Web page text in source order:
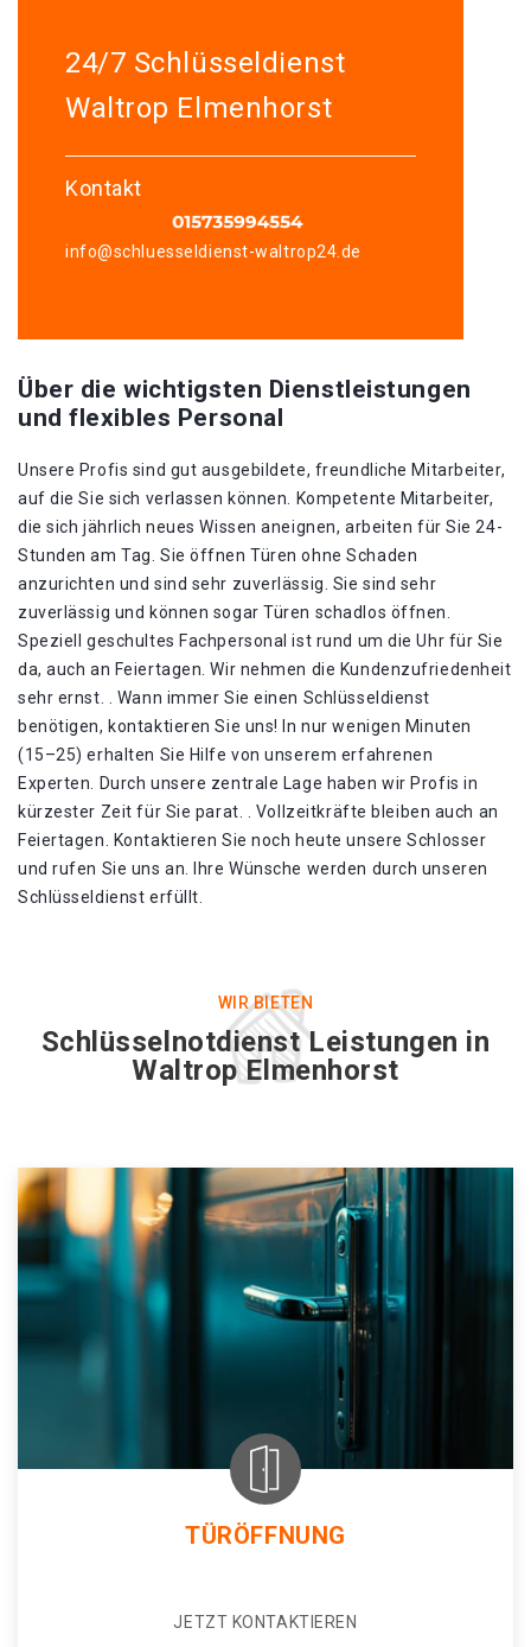
24/7 Schlüsseldienst
Waltrop Elmenhorst
Kontakt
info@schluesseldienst-waltrop24.de
Über die wichtigsten Dienstleistungen
und flexibles Personal
Unsere Profis sind gut ausgebildete, freundliche Mitarbeiter,
auf die Sie sich verlassen können. Kompetente Mitarbeiter,
die sich jährlich neues Wissen aneignen, arbeiten für Sie 24-
Stunden am Tag. Sie öffnen Türen ohne Schaden
anzurichten und sind sehr zuverlässig. Sie sind sehr
zuverlässig und können sogar Türen schadlos öffnen.
Speziell geschultes Fachpersonal ist rund um die Uhr für Sie
da, auch an Feiertagen. Wir nehmen die Kundenzufriedenheit
sehr ernst. . Wann immer Sie einen Schlüsseldienst
benötigen, kontaktieren Sie uns! In nur wenigen Minuten
(15–25) erhalten Sie Hilfe von unserem erfahrenen
Experten. Durch unsere zentrale Lage haben wir Profis in
kürzester Zeit für Sie parat. . Vollzeitkräfte bleiben auch an
Feiertagen. Kontaktieren Sie noch heute unsere Schlosser
und rufen Sie uns an. Ihre Wünsche werden durch unseren
Schlüsseldienst erfüllt.
WIR BIETEN
Schlüsselnotdienst Leistungen in
Waltrop Elmenhorst
TÜRÖFFNUNG
JETZT KONTAKTIEREN